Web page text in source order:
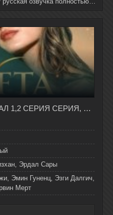
МЕЖДУ ТУРЕЦКИЙ СЕРИАЛ 1,2 СЕРИЯ СЕРИЯ, 1 СЕЗОН СЕЗОНА НА РУССКОМ ЯЗЫКЕ
Эрдал Сары
Эмин Гуненц, Эзги Далгич,
Мерт